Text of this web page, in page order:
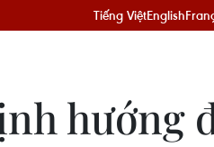
Tiếng ViệtEnglish
hướng